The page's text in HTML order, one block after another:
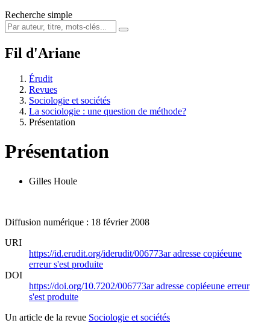
Recherche simple
Fil d'Ariane
Érudit
Revues
Sociologie et sociétés
La sociologie : une question de méthode?
Présentation
Présentation
Gilles Houle
Diffusion numérique : 18 février 2008
URI
https://id.erudit.org/iderudit/006773aradresse copiéeune
erreur s'est produite
DOI
https://doi.org/10.7202/006773aradresse copiéeune erreur
s'est produite
Un article de la revue Sociologie et sociétés